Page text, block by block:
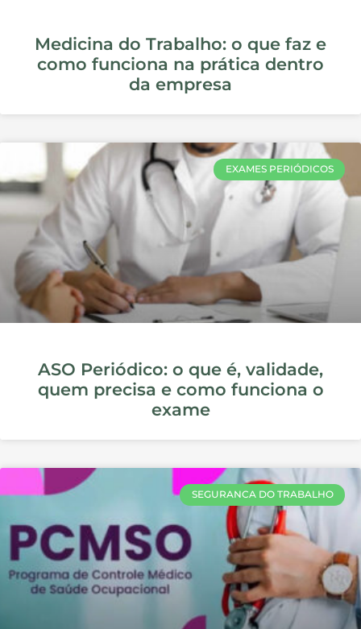
Equipamentos de Proteção
Individual
NORMAS REGULAMENTADORAS
A NR 17 e a Importância da
Ergonomia no Trabalho
NORMAS REGULAMENTADORAS